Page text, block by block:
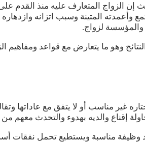
الزواج المتعارف عليه منذ القدم
المتينة وسبب اتزانه
والمؤسسة لزواج.
وهو ما يتعارض مع قواعد ومفاهيم
مناسب أو لا يتفق مع عاداتها
إقناع والديه بهدوء والتحدث معهم
وظيفة مناسبة ويستطيع تحمل نفقات